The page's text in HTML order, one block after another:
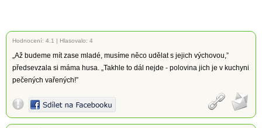
Hodnocení: 4.1 | Hlasovalo: 4
„Až budeme mít zase mladé, musíme něco udělat s jejich výchovou,”
předsevzala si máma husa. „Takhle to dál nejde - polovina jich je v kuchyni
pečených vařených!”